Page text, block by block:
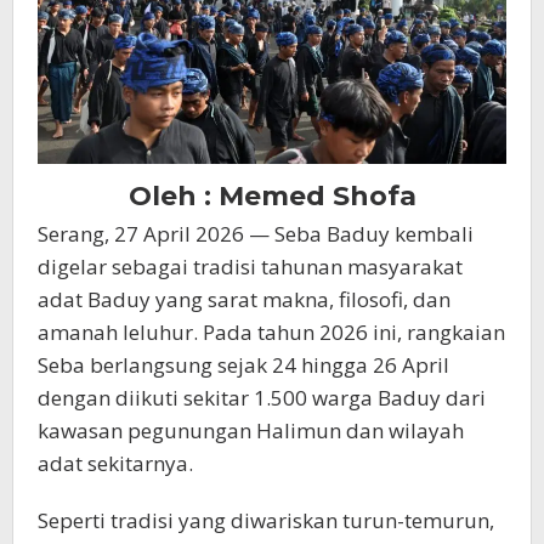
Oleh : Memed Shofa
Serang, 27 April 2026 — Seba Baduy kembali
digelar sebagai tradisi tahunan masyarakat
adat Baduy yang sarat makna, filosofi, dan
amanah leluhur. Pada tahun 2026 ini, rangkaian
Seba berlangsung sejak 24 hingga 26 April
dengan diikuti sekitar 1.500 warga Baduy dari
kawasan pegunungan Halimun dan wilayah
adat sekitarnya.
Seperti tradisi yang diwariskan turun-temurun,